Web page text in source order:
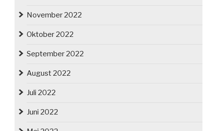
November 2022
Oktober 2022
September 2022
August 2022
Juli 2022
Juni 2022